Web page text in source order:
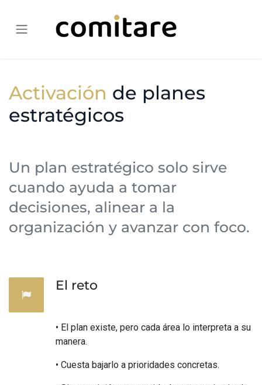
Activación de planes
estratégicos
Un plan estratégico solo sirve
cuando ayuda a tomar
decisiones, alinear a la
organización y avanzar con foco.
El reto
• El plan existe, pero cada área lo interpreta a su
manera.
• Cuesta bajarlo a prioridades concretas.